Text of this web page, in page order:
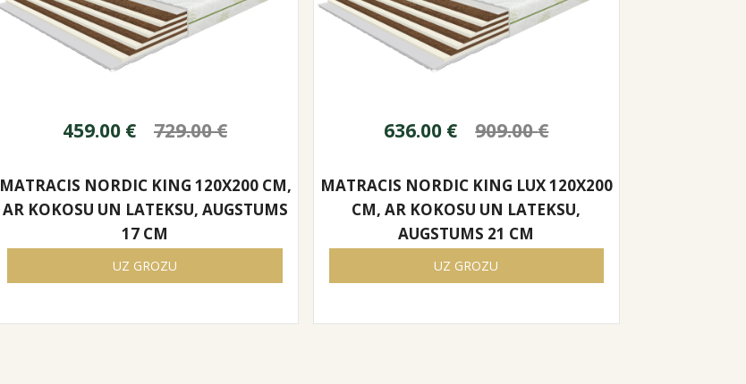
459.00 € 729.00€
MATRACIS NORDIC KING 120X200 CM,
AR KOKOSU UN LATEKSU, AUGSTUMS
17 CM
UZ GROZU
636.00 € 909.00€
MATRACIS NORDIC KING LUX 120X200
CM, AR KOKOSU UN LATEKSU,
AUGSTUMS 21 CM
UZ GROZU